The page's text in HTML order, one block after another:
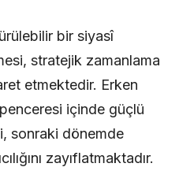
bir siyasî
stratejik zamanlama
etmektedir. Erken
içinde güçlü
sonraki dönemde
zayıflatmaktadır.